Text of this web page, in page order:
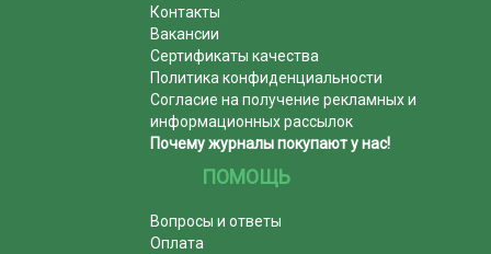
Контакты
Вакансии
Сертификаты качества
Политика конфиденциальности
Согласие на получение рекламных и
информационных рассылок
Почему журналы покупают у нас!
ПОМОЩЬ
Вопросы и ответы
Оплата